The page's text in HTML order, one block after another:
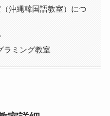
沖縄韓国語教室）につ
ラミング教室